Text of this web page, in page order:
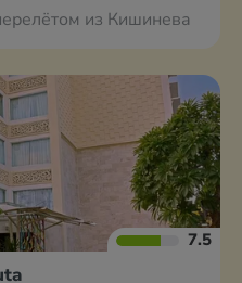
из Кишинева
7.5